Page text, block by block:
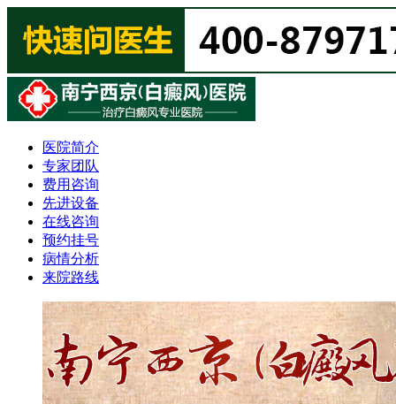
医院简介
专家团队
费用咨询
先进设备
在线咨询
预约挂号
病情分析
来院路线